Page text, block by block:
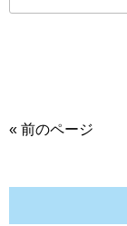
« 前のページ